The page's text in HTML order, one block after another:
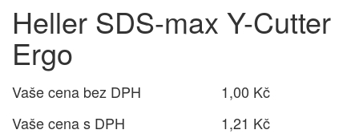
Heller SDS-max Y-Cutter
Ergo
Vaše cena bez DPH
1,00 Kč
Vaše cena s DPH
1,21 Kč